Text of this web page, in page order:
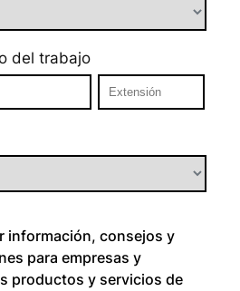
del trabajo
información, consejos y
para empresas y
productos y servicios de